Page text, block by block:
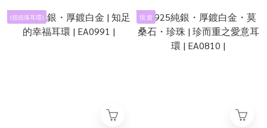
(扭扭珠耳環) 現 貨